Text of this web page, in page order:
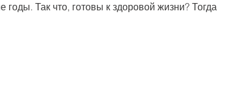
годы. Так что, готовы к здоровой жизни? Тогда